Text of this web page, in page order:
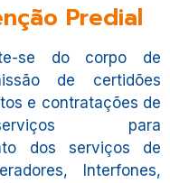
Predial
se do corpo de
de certidões
e contratações de
para
dos serviços de
Interfones,